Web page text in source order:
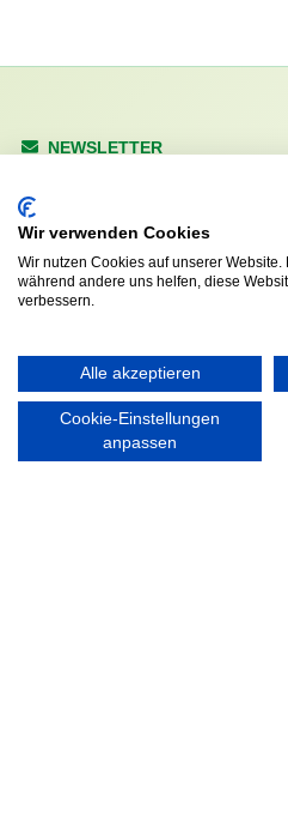
Wir verwenden Cookies
Wir nutzen Cookies auf unserer
während andere uns helfen, diese
verbessern.
Alle akzeptieren
Cookie-Einstellungen
anpassen
NEWSLETTER
KONTAKT
Walddörfer Sportverein
Halenreie 32-34
22359 Hamburg